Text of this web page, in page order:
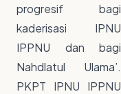
progresif bagi
kaderisasi IPNU
IPPNU dan bagi
Nahdlatul Ulama’.
PKPT IPNU IPPNU